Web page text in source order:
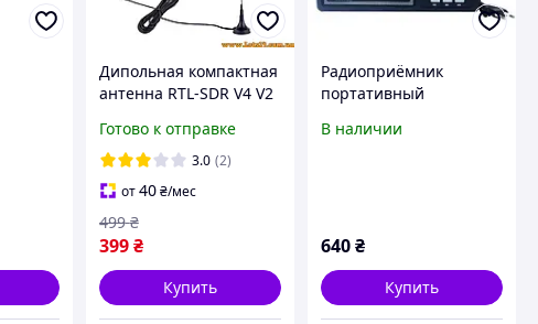
Дипольная компактная
антенна RTL-SDR V4 V2
приемника RTL2832U
FC0013 R820T2 SDR
тюнер радиосканер
Готово к отправке
3.0 (2)
от40 ₴/мес
399 ₴
499 ₴
Купить
Радиоприёмник
портативный
99UAR FM радио с USB
В наличии
640₴
Купить